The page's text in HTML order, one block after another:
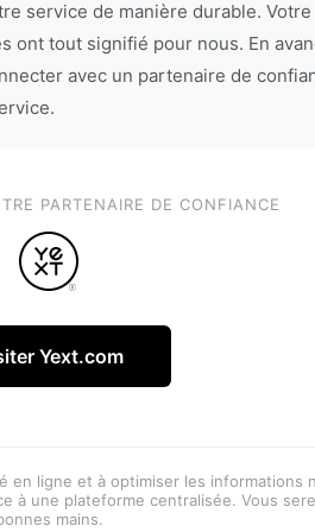
service de manière durable. Votre
ont tout signifié pour nous. En
avec un partenaire de
PARTENAIRE DE CONFIANCE
Yext.com
en ligne et à optimiser les informations
à une plateforme centralisée. Vous
mains.